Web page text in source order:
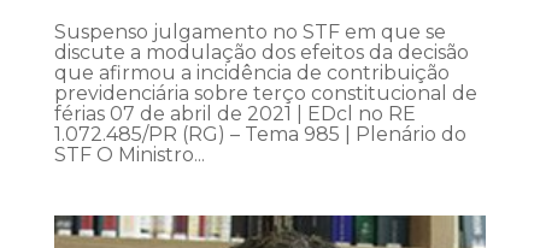
Suspenso julgamento no STF em que se
discute a modulação dos efeitos da decisão
que afirmou a incidência de contribuição
previdenciária sobre terço constitucional de
férias 07 de abril de 2021 | EDcl no RE
1.072.485/PR (RG) – Tema 985 | Plenário do
STF O Ministro...